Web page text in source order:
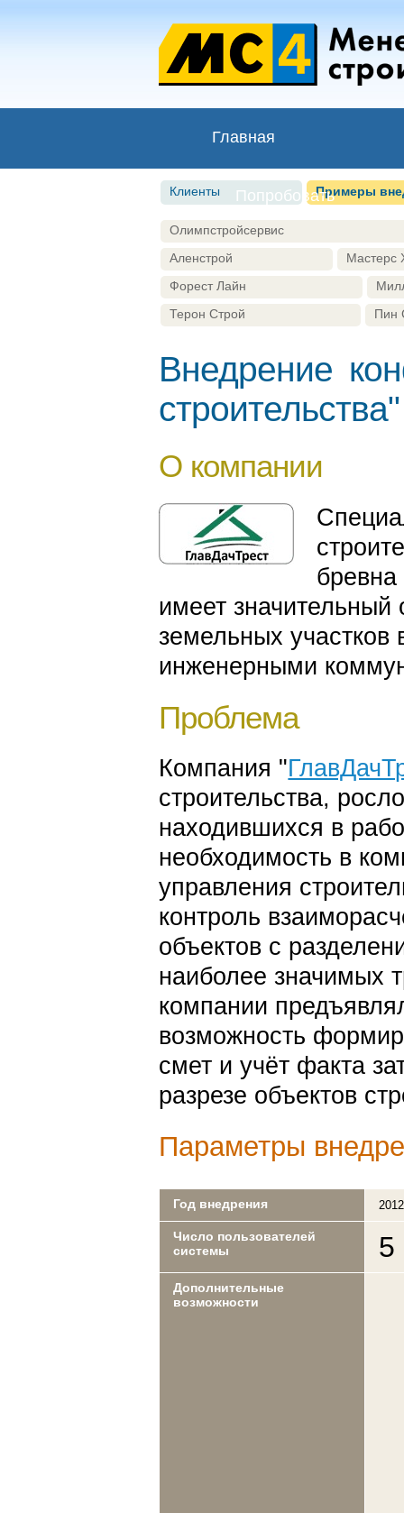
Главная
Попробовать
Клиенты Примеры
Олимпстройсервис
Аленстрой Мастерс
Форест Лайн
Терон Строй Пин
Внедрение
О компании
имеет значительный
земельных участков
инженерными
Проблема
Компания "
строительства,
находившихся в
необходимость в
управления
контроль
объектов с
наиболее значимых
компании
возможность
смет и учёт факта
разрезе объектов
Параметры
Год внедрения 2012
Число пользователей
системы
5
Дополнительные
возможности